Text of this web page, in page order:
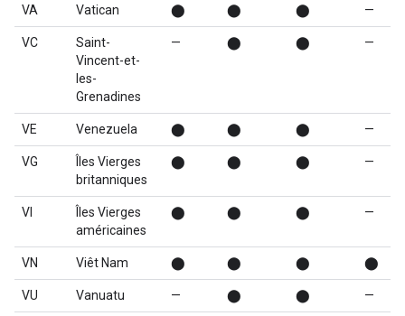
VA Vatican ⬤ ⬤ ⬤ —
VC
Saint-
Vincent-et-
les-
Grenadines
— ⬤ ⬤ —
VE Venezuela ⬤ ⬤ ⬤ —
VG
Îles Vierges
britanniques
⬤ ⬤ ⬤ —
VI
Îles Vierges
américaines
⬤ ⬤ ⬤ —
VN Viêt Nam ⬤ ⬤ ⬤ ⬤
VU Vanuatu — ⬤ ⬤ —